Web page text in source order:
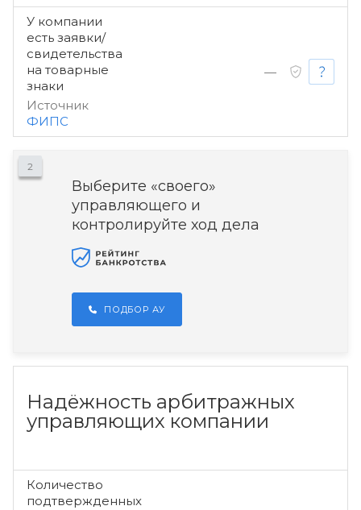
У компании
есть заявки/
свидетельства
на товарные
знаки
Источник
ФИПС
—
2
Выберите «своего»
управляющего и
контролируйте ход дела
ПОДБОР АУ
Надёжность арбитражных
управляющих компании
Количество
подтвержденных